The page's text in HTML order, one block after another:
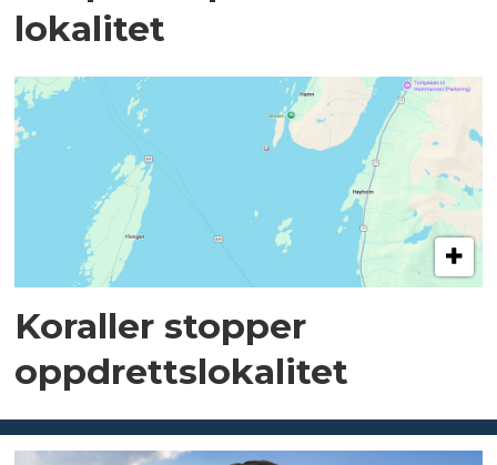
lokalitet
Koraller stopper
oppdrettslokalitet